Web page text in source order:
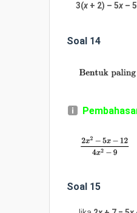
3(x + 2) – 5x –
Soal 14
Soal 15